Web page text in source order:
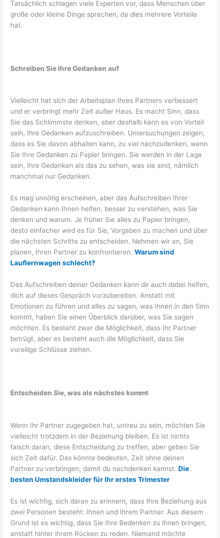
Tatsächlich schlagen viele Experten vor, dass Menschen über
große oder kleine Dinge sprechen, da dies mehrere Vorteile
hat.
Schreiben Sie Ihre Gedanken auf
Vielleicht hat sich der Arbeitsplan Ihres Partners verbessert
und er verbringt mehr Zeit außer Haus. Es macht Sinn, dass
Sie das Schlimmste denken, aber deshalb kann es von Vorteil
sein, Ihre Gedanken aufzuschreiben. Untersuchungen zeigen,
dass es Sie davon abhalten kann, zu viel nachzudenken, wenn
Sie Ihre Gedanken zu Papier bringen. Sie werden in der Lage
sein, Ihre Gedanken als das zu sehen, was sie sind, nämlich
manchmal nur Gedanken.
Es mag unnötig erscheinen, aber das Aufschreiben Ihrer
Gedanken kann Ihnen helfen, besser zu verstehen, was Sie
denken und warum. Je früher Sie alles zu Papier bringen,
desto einfacher wird es für Sie, Vorgaben zu machen und über
die nächsten Schritte zu entscheiden. Nehmen wir an, Sie
planen, Ihren Partner zu konfrontieren.Warum sind
Lauflernwagen schlecht?
Das Aufschreiben deiner Gedanken kann dir auch dabei helfen,
dich auf dieses Gespräch vorzubereiten. Anstatt mit
Emotionen zu führen und alles zu sagen, was Ihnen in den Sinn
kommt, haben Sie einen Überblick darüber, was Sie sagen
möchten. Es besteht zwar die Möglichkeit, dass Ihr Partner
betrügt, aber es besteht auch die Möglichkeit, dass Sie
voreilige Schlüsse ziehen.
Entscheiden Sie, was als nächstes kommt
Wenn Ihr Partner zugegeben hat, untreu zu sein, möchten Sie
vielleicht trotzdem in der Beziehung bleiben. Es ist nichts
falsch daran, diese Entscheidung zu treffen, aber geben Sie
sich Zeit dafür. Das könnte bedeuten, Zeit ohne deinen
Partner zu verbringen, damit du nachdenken kannst.Die
besten Umstandskleider für Ihr erstes Trimester
Es ist wichtig, sich daran zu erinnern, dass Ihre Beziehung aus
zwei Personen besteht: Ihnen und Ihrem Partner. Aus diesem
Grund ist es wichtig, dass Sie Ihre Bedenken zu ihnen bringen,
anstatt hinter ihrem Rücken zu reden. Niemand möchte